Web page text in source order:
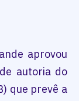
aprovou
autoria do
que prevê a